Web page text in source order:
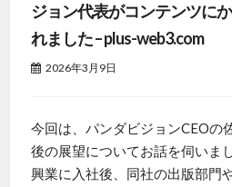
ジョン代表がコンテンツに
れました – plus-web3.com
2026年3月9日
今回は、パンダビジョンCEOの
後の展望についてお話を伺いま
興業に入社後、同社の出版部門